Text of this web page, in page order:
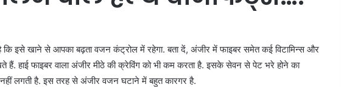
कि इसे खाने से आपका बढ़ता वजन कंट्रोल में रहेगा. बता दें, अंजीर में फाइबर समेत कई विटामिन्स और
हैं. हाई फाइबर वाला अंजीर मीठे की क्रेविंग को भी कम करता है. इसके सेवन से पेट भरे होने का
लगती है. इस तरह से अंजीर वजन घटाने में बहुत कारगर है.